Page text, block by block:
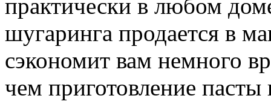
практически в любом
шугаринга продается в
сэкономит вам немного
чем приготовление